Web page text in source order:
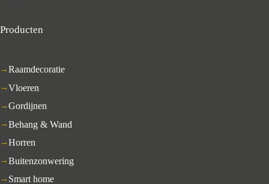
Producten
Raamdecoratie
Vloeren
Gordijnen
Behang & Wand
Horren
Buitenzonwering
Smart home